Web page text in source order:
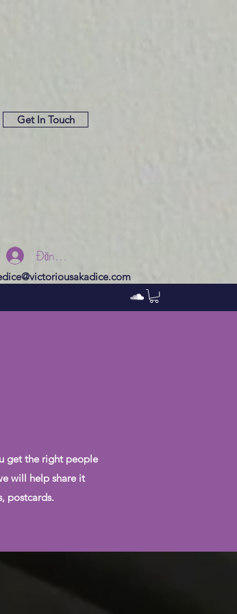
Get In Touch
Đăng nhập
get the right people
will help share it
postcards.